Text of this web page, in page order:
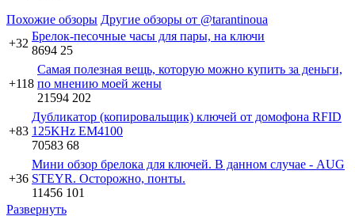
Похожие обзоры Другие обзоры от @tarantinoua
+32
Брелок-песочные часы для пары, на ключи
8694 25
+118
Самая полезная вещь, которую можно купить за деньги,
по мнению моей жены
21594 202
+83
Дубликатор (копировальщик) ключей от домофона RFID
125KHz EM4100
70583 68
+36
Мини обзор брелока для ключей. В данном случае - AUG
STEYR. Осторожно, понты.
11456 101
Развернуть